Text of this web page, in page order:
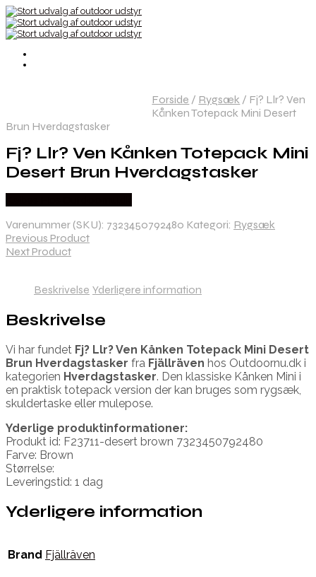
Forside / Rygsæk / Fj? Llr? Ven
Kånken Totepack Mini Desert
Brun Hverdagstasker
Fj? Llr? Ven Kånken Totepack Mini
Desert Brun Hverdagstasker
Varenummer (SKU): 7323450792480 Kategori: Rygsæk
Previous Product
Next Product
Beskrivelse Yderligere information
Beskrivelse
Vi har fundet Fj? Llr? Ven Kånken Totepack Mini Desert
Brun Hverdagstasker fra Fjällräven hos Outdoornu.dk i
kategorien Hverdagstasker. Den klassiske Kånken Mini i
en praktisk totepack version der kan bruges som rygsæk,
skuldertaske eller mulepose.
Yderlige produktinformationer:
Produkt id: F23711-desert brown 7323450792480
Farve: Brown
Størrelse:
Leveringstid: 1 dag
Yderligere information
Brand Fjällräven